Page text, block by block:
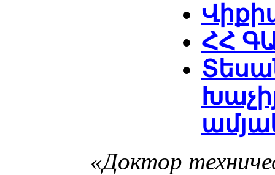
ՀՀ
«Доктор